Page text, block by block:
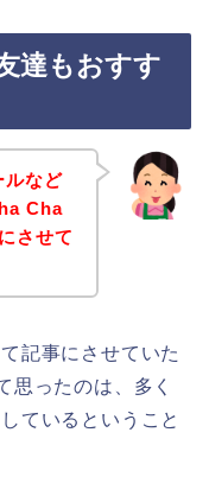
達もおすす
ルなど
Cha
させて
記事にさせていた
思ったのは、多く
ているということ